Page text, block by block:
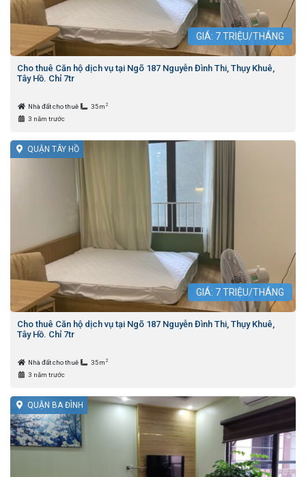
GIÁ: 7TRIỆU/THÁNG
Cho thuê Căn hộ dịch vụ tại Ngõ 187 Nguyễn Đình Thi, Thụy Khuê,
Tây Hồ. Chỉ 7tr
Nhà đất cho thuê 35m 2
3 năm trước
QUẬN TÂY HỒ
GIÁ: 7TRIỆU/THÁNG
Cho thuê Căn hộ dịch vụ tại Ngõ 187 Nguyễn Đình Thi, Thụy Khuê,
Tây Hồ. Chỉ 7tr
Nhà đất cho thuê 35m 2
3 năm trước
QUẬN BA ĐÌNH